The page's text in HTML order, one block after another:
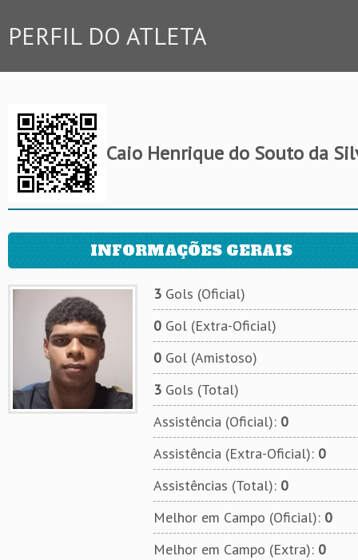
PERFIL DO ATLETA
Caio Henrique do Souto da
INFORMAÇÕES GERAIS
3Gols (Oficial)
0Gol (Extra-Oficial)
0Gol (Amistoso)
3Gols (Total)
Assistência (Oficial): 0
Assistência (Extra-Oficial): 0
Assistências (Total): 0
Melhor em Campo (Oficial): 0
Melhor em Campo (Extra): 0